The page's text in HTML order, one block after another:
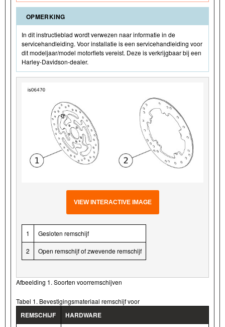
OPMERKING
In dit instructieblad wordt verwezen naar informatie in de
servicehandleiding. Voor installatie is een servicehandleiding voor
dit modeljaar/model motorfiets vereist. Deze is verkrijgbaar bij een
Harley-Davidson-dealer.
VIEW INTERACTIVE IMAGE
1 Gesloten remschijf
2 Open remschijf of zwevende remschijf
Afbeelding 1. Soorten voorremschijven
Tabel 1. Bevestigingsmateriaal remschijf voor
REMSCHIJF HARDWARE